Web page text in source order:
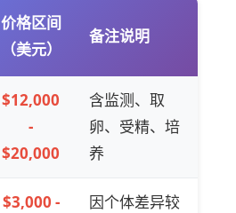
价格区间
（美元）
备注说明
$12,000
-
$20,000
含监测、取
卵、受精、培
养
$3,000 -
因个体差异较